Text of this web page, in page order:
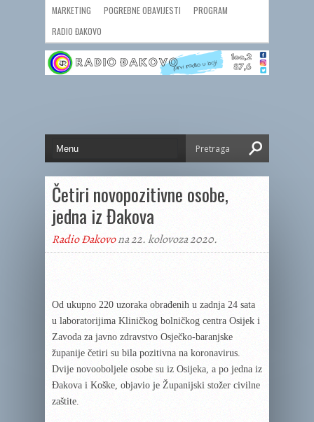
MARKETING POGREBNE OBAVIJESTI
PROGRAM
RADIO ĐAKOVO
Četiri novopozitivne osobe,
jedna iz Đakova
Radio Đakovona 22. kolovoza 2020.
Od ukupno 220 uzoraka obrađenih u zadnja 24 sata
u laboratorijima Kliničkog bolničkog centra Osijek i
Zavoda za javno zdravstvo Osječko-baranjske
županije četiri su bila pozitivna na koronavirus.
Dvije novooboljele osobe su iz Osijeka, a po jedna iz
Đakova i Koške, objavio je Županijski stožer civilne
zaštite.